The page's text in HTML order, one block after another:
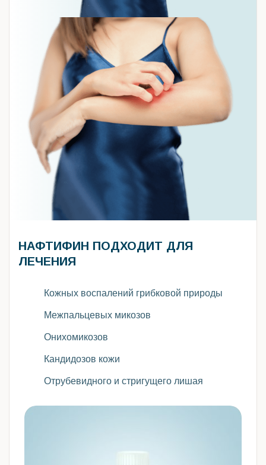
НАФТИФИН ПОДХОДИТ ДЛЯ
ЛЕЧЕНИЯ
Кожных воспалений грибковой природы
Межпальцевых микозов
Онихомикозов
Кандидозов кожи
Отрубевидного и стригущего лишая